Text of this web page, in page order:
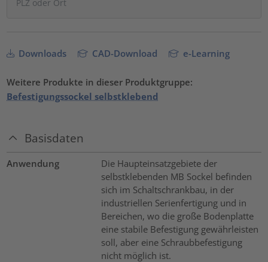
Downloads CAD-Download e-Learning
Weitere Produkte in dieser Produktgruppe:
Befestigungssockel selbstklebend
Basisdaten
Anwendung
Die Haupteinsatzgebiete der
selbstklebenden MB Sockel befinden
sich im Schaltschrankbau, in der
industriellen Serienfertigung und in
Bereichen, wo die große Bodenplatte
eine stabile Befestigung gewährleisten
soll, aber eine Schraubbefestigung
nicht möglich ist.